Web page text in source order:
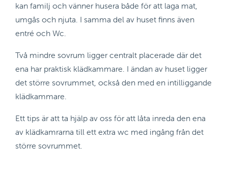
kan familj och vänner husera både för att laga mat,
umgås och njuta. I samma del av huset finns även
entré och Wc.
Två mindre sovrum ligger centralt placerade där det
ena har praktisk klädkammare. I ändan av huset ligger
det större sovrummet, också den med en intilliggande
klädkammare.
Ett tips är att ta hjälp av oss för att låta inreda den ena
av klädkamrarna till ett extra wc med ingång från det
större sovrummet.